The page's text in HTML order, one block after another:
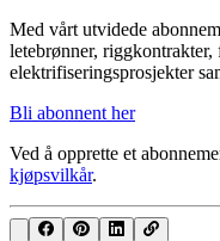
Med vårt utvidede
letebrønner,
elektrifiseringsprosjekter
Bli abonnent her
Ved å opprette et
kjøpsvilkår.